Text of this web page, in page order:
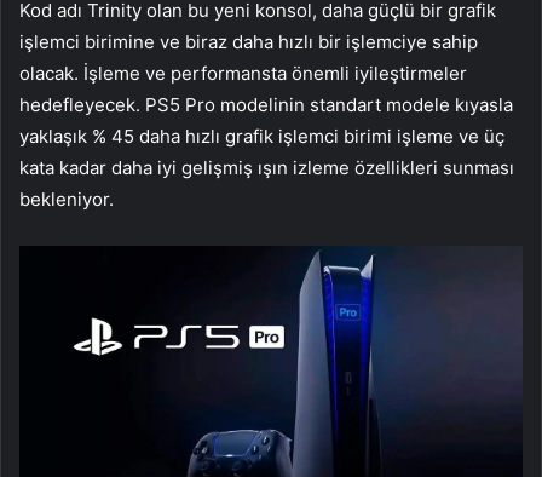
Kod adı Trinity olan bu yeni konsol, daha güçlü bir grafik
işlemci birimine ve biraz daha hızlı bir işlemciye sahip
olacak. İşleme ve performansta önemli iyileştirmeler
hedefleyecek. PS5 Pro modelinin standart modele kıyasla
yaklaşık % 45 daha hızlı grafik işlemci birimi işleme ve üç
kata kadar daha iyi gelişmiş ışın izleme özellikleri sunması
bekleniyor.